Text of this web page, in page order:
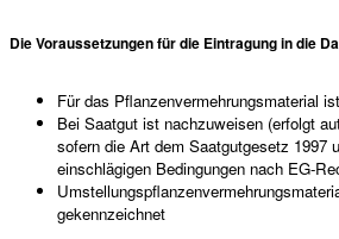
Die Voraussetzungen für die Eintragung in die
Für das Pflanzenvermehrungsmaterial
Bei Saatgut ist nachzuweisen (erfolgt
sofern die Art dem Saatgutgesetz 1997
einschlägigen Bedingungen nach EG-
gekennzeichnet